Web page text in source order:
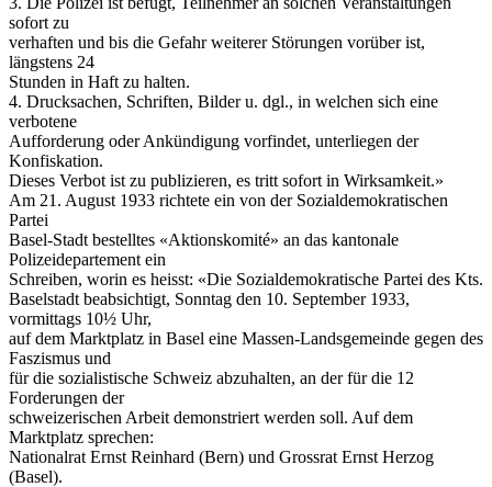
sofort zu
verhaften und bis die Gefahr weiterer Störungen vorüber ist,
längstens 24
Stunden in Haft zu halten.
4. Drucksachen, Schriften, Bilder u. dgl., in welchen sich eine
verbotene
Aufforderung oder Ankündigung vorfindet, unterliegen der
Konfiskation.
Dieses Verbot ist zu publizieren, es tritt sofort in Wirksamkeit.»
Am 21. August 1933 richtete ein von der Sozialdemokratischen
Partei
Basel-Stadt bestelltes «Aktionskomité» an das kantonale
Polizeidepartement ein
Schreiben, worin es heisst: «Die Sozialdemokratische Partei des Kts.
Baselstadt beabsichtigt, Sonntag den 10. September 1933,
vormittags 10½ Uhr,
auf dem Marktplatz in Basel eine Massen-Landsgemeinde gegen des
Faszismus und
für die sozialistische Schweiz abzuhalten, an der für die 12
Forderungen der
schweizerischen Arbeit demonstriert werden soll. Auf dem
Marktplatz sprechen:
Nationalrat Ernst Reinhard (Bern) und Grossrat Ernst Herzog
(Basel).